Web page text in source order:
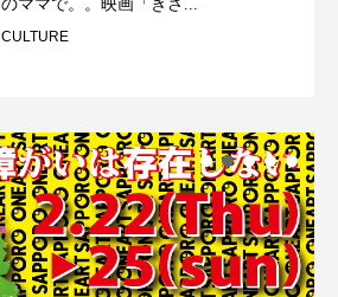
のママで。。映画「きさ...
CULTURE